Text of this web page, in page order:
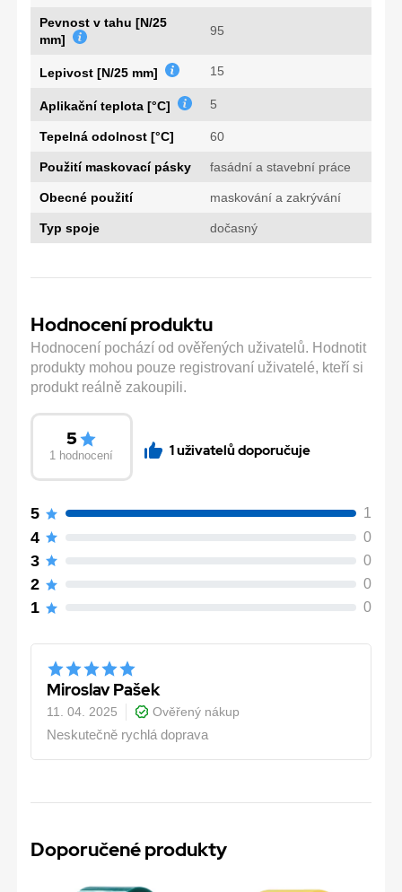
Pevnost v tahu [N/25
mm]
95
Lepivost [N/25 mm] 15
Aplikační teplota [°C] 5
Tepelná odolnost [°C] 60
Použití maskovací pásky fasádní a stavební práce
Obecné použití maskování a zakrývání
Typ spoje dočasný
Hodnocení produktu
Hodnocení pochází od ověřených uživatelů. Hodnotit
produkty mohou pouze registrovaní uživatelé, kteří si
produkt reálně zakoupili.
5
1 hodnocení 1 uživatelů doporučuje
5 1
4 0
3 0
2 0
1 0
Miroslav Pašek
11. 04. 2025
Ověřený nákup
Neskutečně rychlá doprava
Doporučené produkty